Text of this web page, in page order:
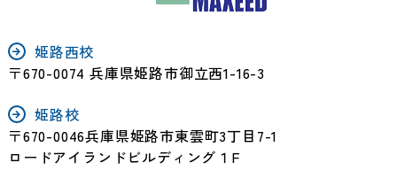
姫路西校
〒670-0074 兵庫県姫路市御立西1-16-3
姫路校
〒670-0046兵庫県姫路市東雲町3丁目7-1
ロードアイランドビルディング１F